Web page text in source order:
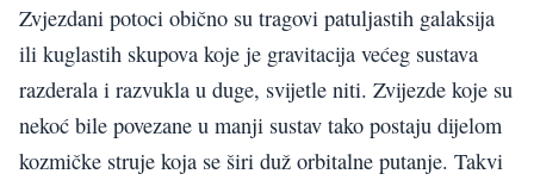
Zvjezdani potoci obično su tragovi patuljastih galaksija
ili kuglastih skupova koje je gravitacija većeg sustava
razderala i razvukla u duge, svijetle niti. Zvijezde koje su
nekoć bile povezane u manji sustav tako postaju dijelom
kozmičke struje koja se širi duž orbitalne putanje. Takvi